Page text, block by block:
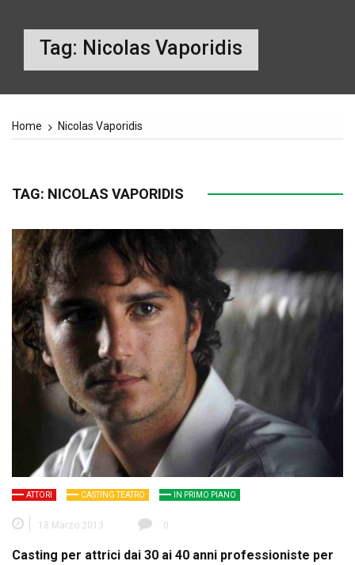
Tag: Nicolas Vaporidis
Home Nicolas Vaporidis
TAG: NICOLAS VAPORIDIS
ATTORI CASTING TEATRO IN PRIMO PIANO
18 Marzo 2013 0
Casting per attrici dai 30 ai 40 anni professioniste per